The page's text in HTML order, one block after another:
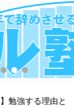
「シャドーイン